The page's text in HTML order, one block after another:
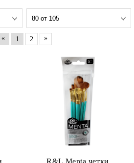
« 1 2 »
R&L Menta четки